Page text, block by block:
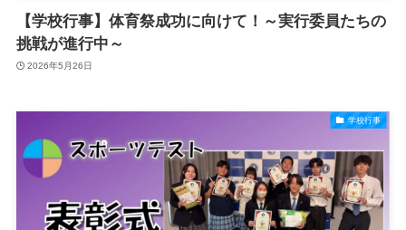
【学校行事】体育祭成功に向けて！～実行委員たちの
挑戦が進行中～
2026年5月26日
学校行事